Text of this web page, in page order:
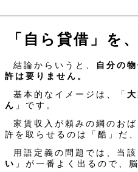
「自ら貸借」を
結論からいうと、
自分の
許は要りません。
基本的なイメージは、「
ん 」です。
家賃収入が頼みの綱のお
許を取らせるのは「酷」だ
用語定義の問題では、当該
い 」が一番よく出るので、